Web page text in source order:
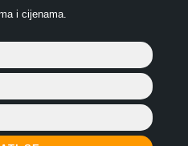
i cijenama.